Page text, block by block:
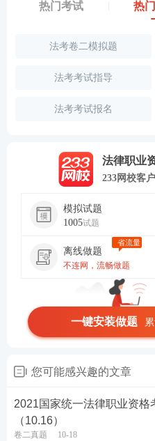
热门考试 热
法考卷二模拟题
法考考试指导
法考考试报名
法律职业
233网校客
模拟试题
1005试题
离线做题
不连网，流畅做题
省流量
一键安装做题
您可能感兴趣的文章
2021国家统一法律职业资格
（10.16）
卷二真题 10-18